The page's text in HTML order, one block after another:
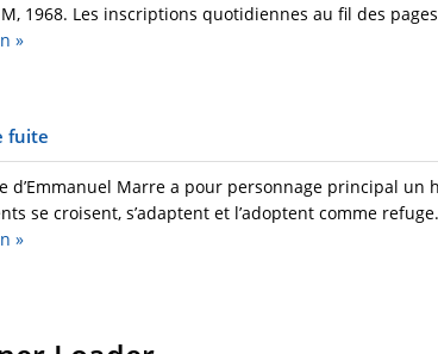
1968. Les inscriptions quotidiennes au fil des
»
fuite
d’Emmanuel Marre a pour personnage principal un
se croisent, s’adaptent et l’adoptent comme refuge.
»